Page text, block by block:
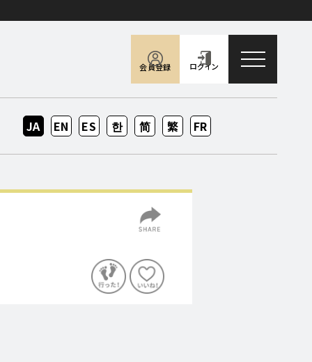
会員登録 ログイン toggle
ZH-
ZH-
EN FR
JA KO
ES